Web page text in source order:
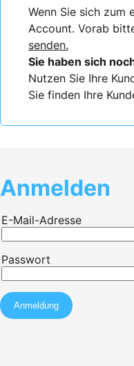
Wenn Sie sich zum
Account. Vorab
senden.
Sie haben sich
Nutzen Sie Ihre
Sie finden Ihre
Anmelden